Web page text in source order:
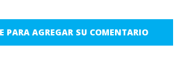
PARA AGREGAR SU COMENTARIO